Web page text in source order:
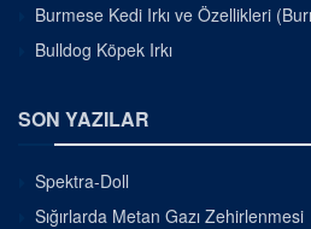
Burmese Kedi Irkı ve Özellikleri
Bulldog Köpek Irkı
SON YAZILAR
Spektra-Doll
Sığırlarda Metan Gazı Zehirlenmesi